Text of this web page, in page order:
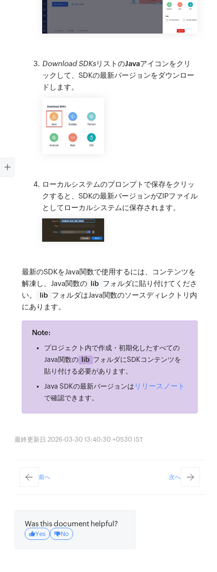
Download SDKsリストのJavaアイコンをクリ
ックして、SDKの最新バージョンをダウンロー
ドします。
ローカルシステムのプロンプトで保存をクリッ
クすると、SDKの最新バージョンがZIPファイル
としてローカルシステムに保存されます。
最新のSDKをJava関数で使用するには、コンテンツを
解凍し、Java関数の lib フォルダに貼り付けてくださ
い。
lib フォルダはJava関数のソースディレクトリ内
にあります。
Note:
プロジェクト内で作成・初期化したすべての
Java関数の lib フォルダにSDKコンテンツを
貼り付ける必要があります。
Java SDKの最新バージョンは リリースノート
で確認できます。
最終更新日 2026-03-30 13:40:30 +0530 IST
前へ 次へ
Was this document helpful?
Yes No